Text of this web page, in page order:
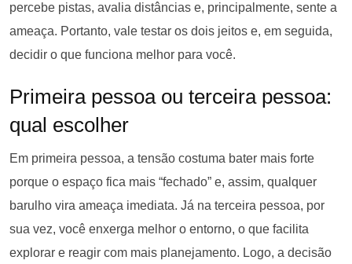
percebe pistas, avalia distâncias e, principalmente, sente a
ameaça. Portanto, vale testar os dois jeitos e, em seguida,
decidir o que funciona melhor para você.
Primeira pessoa ou terceira pessoa:
qual escolher
Em primeira pessoa, a tensão costuma bater mais forte
porque o espaço fica mais “fechado” e, assim, qualquer
barulho vira ameaça imediata. Já na terceira pessoa, por
sua vez, você enxerga melhor o entorno, o que facilita
explorar e reagir com mais planejamento. Logo, a decisão